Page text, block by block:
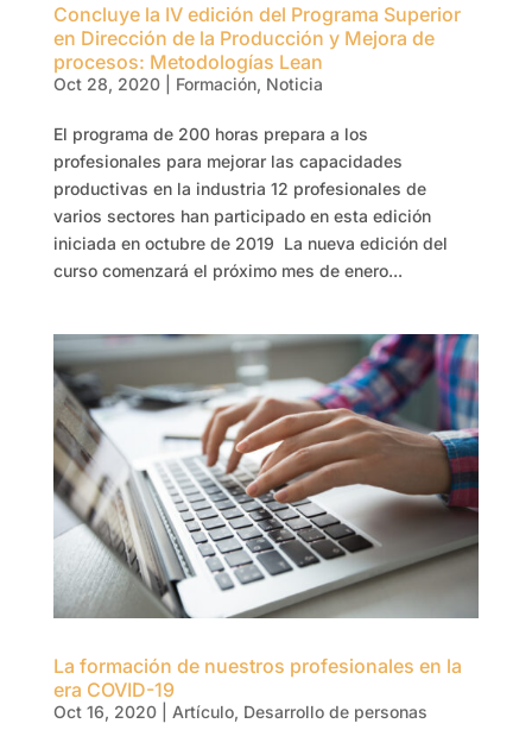
Concluye la IV edición del Programa Superior
en Dirección de la Producción y Mejora de
procesos: Metodologías Lean
Oct 28, 2020| Formación, Noticia
El programa de 200 horas prepara a los
profesionales para mejorar las capacidades
productivas en la industria 12 profesionales de
varios sectores han participado en esta edición
iniciada en octubre de 2019 La nueva edición del
curso comenzará el próximo mes de enero...
La formación de nuestros profesionales en la
era COVID-19
Oct 16, 2020| Artículo, Desarrollo de personas